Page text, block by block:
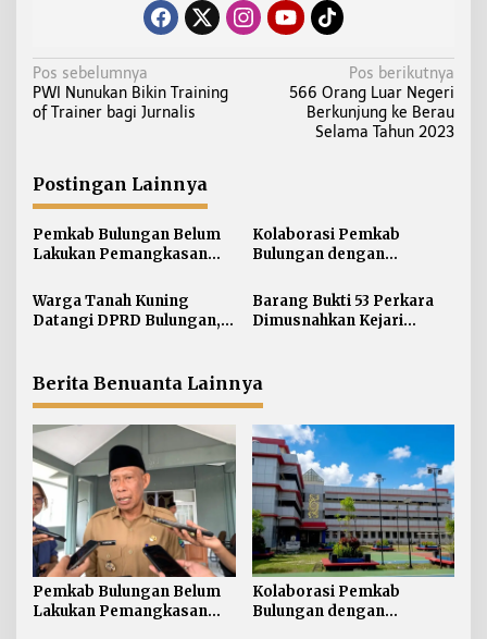
N
a
v
g
a
s
i
o
Pos sebelumnya
PWI Nunukan Bikin Training
of Trainer bagi Jurnalis
Pos berikutnya
566 Orang Luar Negeri
Berkunjung ke Berau
Selama Tahun 2023
Postingan Lainnya
Pemkab Bulungan Belum
Lakukan Pemangkasan
Ada Arahan Pusat
Kolaborasi Pemkab
Bulungan dengan
Desa/Kelurahan Satu
Sarjana
Warga Tanah Kuning
Datangi DPRD Bulungan,
Diselesaikan
Barang Bukti 53 Perkara
Dimusnahkan Kejari
Berita Benuanta Lainnya
Pemkab Bulungan Belum
Lakukan Pemangkasan
Kolaborasi Pemkab
Bulungan dengan